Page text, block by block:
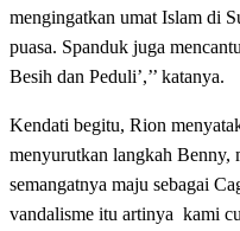
mengingatkan umat Islam di
puasa. Spanduk juga
Besih dan Peduli’,’’ katanya.
Kendati begitu, Rion
menyurutkan langkah Benny,
semangatnya maju sebagai
vandalisme itu artinya kami